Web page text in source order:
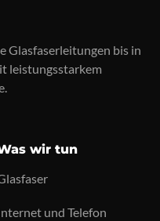
Glasfaserleitungen bis in
leistungsstarkem
wir tun
und Telefon